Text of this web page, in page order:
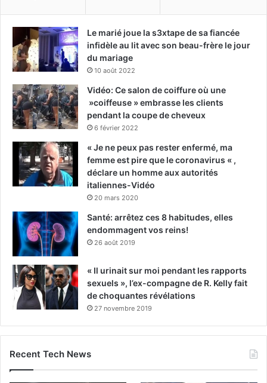
Le marié joue la s3xtape de sa fiancée
infidèle au lit avec son beau-frère le jour
du mariage
10 août 2022
Vidéo: Ce salon de coiffure où une
»coiffeuse » embrasse les clients
pendant la coupe de cheveux
6 février 2022
« Je ne peux pas rester enfermé, ma
femme est pire que le coronavirus « ,
déclare un homme aux autorités
italiennes-Vidéo
20 mars 2020
Santé: arrêtez ces 8 habitudes, elles
endommagent vos reins!
26 août 2019
« Il urinait sur moi pendant les rapports
sexuels », l’ex-compagne de R. Kelly fait
de choquantes révélations
27 novembre 2019
Recent Tech News